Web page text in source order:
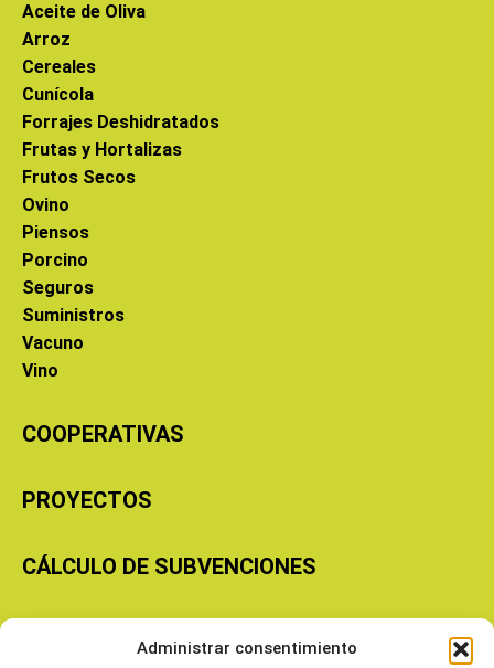
Administrar consentimiento
Aceite de Oliva
Arroz
Cereales
Cunícola
Forrajes Deshidratados
Frutas y Hortalizas
Frutos Secos
Ovino
Piensos
Porcino
Seguros
Suministros
Vacuno
Vino
COOPERATIVAS
PROYECTOS
CÁLCULO DE SUBVENCIONES